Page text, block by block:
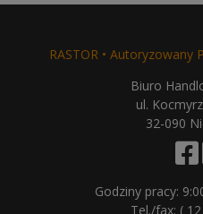
RASTOR •
Biuro
ul.
32-090
Godziny pracy:
Tel./fax: (